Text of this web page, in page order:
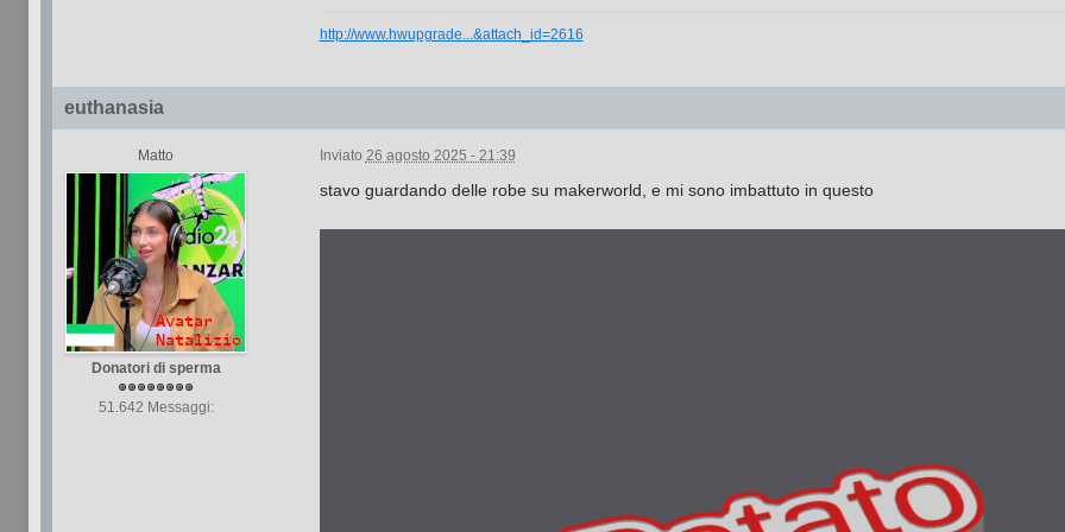
http://www.hwupgrade...&attach_id=2616
euthanasia
Matto
Donatori di sperma
51.642 Messaggi:
Inviato 26 agosto 2025 - 21:39
stavo guardando delle robe su makerworld, e mi sono imbattuto in questo